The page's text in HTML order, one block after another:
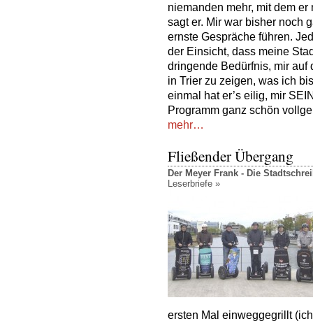
niemanden mehr, mit dem
sagt er. Mir war bisher noch
ernste Gespräche führen.
der Einsicht, dass meine
dringende Bedürfnis, mir auf
in Trier zu zeigen, was ich
einmal hat er’s eilig, mir
Programm ganz schön
mehr…
Fließender Übergang
Der Meyer Frank - Die
Leserbriefe »
ersten Mal einweggegrillt